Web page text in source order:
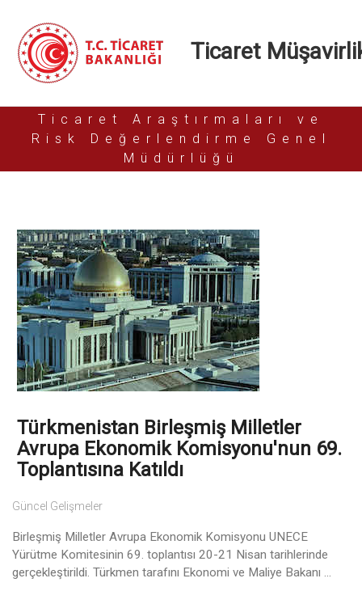
Ticaret
Ticaret Araştırmaları ve
Risk Değerlendirme Genel
Müdürlüğü
Türkmenistan Birleşmiş Milletler
Avrupa Ekonomik Komisyonu'nun 69.
Toplantısına Katıldı
Güncel Gelişmeler
Birleşmiş Milletler Avrupa Ekonomik Komisyonu UNECE
Yürütme Komitesinin 69. toplantısı 20-21 Nisan tarihlerinde
gerçekleştirildi. Türkmen tarafını Ekonomi ve Maliye Bakanı ...